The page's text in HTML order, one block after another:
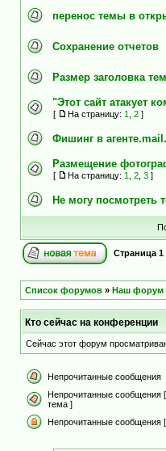
перенос темы в
Сохранение отчетов
Размер заголовка
"Этот сайт атакует
[ На страницу: 1 2 ]
Фишинг в
Размещение
[ На страницу: 1 2 3 ]
Не могу посмотреть
Страница 1
Список форумов » Наш форум
Кто сейчас на конференции
Сейчас этот форум
Непрочитанные сообщения
Непрочитанные сообщения
тема ]
Непрочитанные сообщения